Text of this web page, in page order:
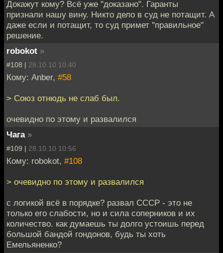
Докажут кому? Всё уже "доказано". Гаранты
признали нашу вину. Никто дело в суд не потащит. А
даже если и потащит, то суд примет "правильное"
решение.
robokot »
#108 | 28.10.10 10:40
Кому: Anber, #58
> Союз отнюдь не слаб был.
очевидно по этому и развалился
Чага »
#109 | 28.10.10 10:56
Кому: robokot, #108
> очевидно по этому и развалился
с логикой всё в порядке? развал СССР - это не
только его слабости, но и сила соперников и их
количество. как думаешь ты долго устоишь перед
большой бандой гондонов, будь ты хоть
Емельяненко?